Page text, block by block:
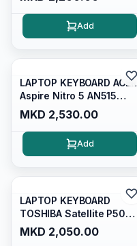
Add
LAPTOP KEYBOARD ACER
Aspire Nitro 5 AN515
AN515-52 AN515-51
AN515-54 AN515-43
AN517-51 AN715-51
MKD 2,530.00
Add
LAPTOP KEYBOARD
TOSHIBA Satellite P50W
P55W P50W-B P55W-A
P55W-B
MKD 2,050.00